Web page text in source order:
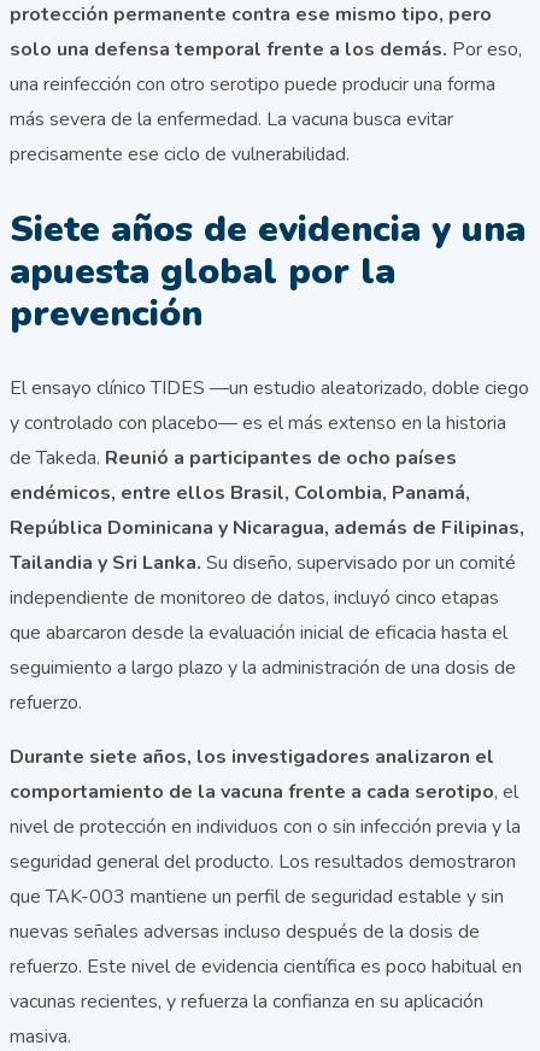
protección permanente contra ese mismo tipo, pero
solo una defensa temporal frente a los demás. Por eso,
una reinfección con otro serotipo puede producir una forma
más severa de la enfermedad. La vacuna busca evitar
precisamente ese ciclo de vulnerabilidad.
Siete años de evidencia y una
apuesta global por la
prevención
El ensayo clínico TIDES —un estudio aleatorizado, doble ciego
y controlado con placebo— es el más extenso en la historia
de Takeda. Reunió a participantes de ocho países
endémicos, entre ellos Brasil, Colombia, Panamá,
República Dominicana y Nicaragua, además de Filipinas,
Tailandia y Sri Lanka. Su diseño, supervisado por un comité
independiente de monitoreo de datos, incluyó cinco etapas
que abarcaron desde la evaluación inicial de eficacia hasta el
seguimiento a largo plazo y la administración de una dosis de
refuerzo.
Durante siete años, los investigadores analizaron el
comportamiento de la vacuna frente a cada serotipo, el
nivel de protección en individuos con o sin infección previa y la
seguridad general del producto. Los resultados demostraron
que TAK-003 mantiene un perfil de seguridad estable y sin
nuevas señales adversas incluso después de la dosis de
refuerzo. Este nivel de evidencia científica es poco habitual en
vacunas recientes, y refuerza la confianza en su aplicación
masiva.